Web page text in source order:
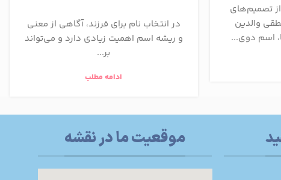
تصمیم‌های
والدین
اسم دوی...
در انتخاب نام برای فرزند، آگاهی از معنی
و ریشه اسم اهمیت زیادی دارد و می‌تواند
بر...
ادامه مطلب
موقعیت ما در نقشه